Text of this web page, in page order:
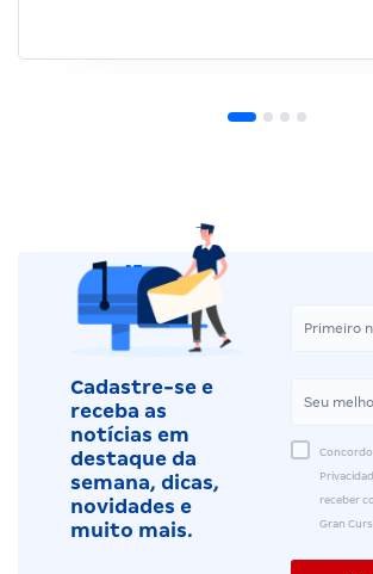
Cadastre-se e
receba as
notícias em
destaque da
semana, dicas,
novidades e
muito mais.
Concordo
receber
Gran